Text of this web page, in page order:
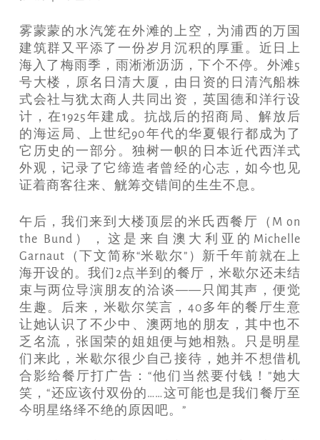
雾蒙蒙的水汽笼在外滩的上空，为浦西的万国
建筑群又平添了一份岁月沉积的厚重。近日上
海入了梅雨季，雨淅淅沥沥，下个不停。外滩5
号大楼，原名日清大厦，由日资的日清汽船株
式会社与犹太商人共同出资，英国德和洋行设
计，在1925年建成。抗战后的招商局、解放后
的海运局、上世纪90年代的华夏银行都成为了
它历史的一部分。独树一帜的日本近代西洋式
外观，记录了它缔造者曾经的心志，如今也见
证着商客往来、觥筹交错间的生生不息。
午后，我们来到大楼顶层的米氏西餐厅（M on
the Bund），这是来自澳大利亚的Michelle
Garnaut（下文简称“米歇尔”）新千年前就在上
海开设的。我们2点半到的餐厅，米歇尔还未结
束与两位导演朋友的洽谈——只闻其声，便觉
生趣。后来，米歇尔笑言，40多年的餐厅生意
让她认识了不少中、澳两地的朋友，其中也不
乏名流，张国荣的姐姐便与她相熟。只是明星
们来此，米歇尔很少自己接待，她并不想借机
合影给餐厅打广告：“他们当然要付钱！”她大
笑，“还应该付双份的……这可能也是我们餐厅至
今明星络绎不绝的原因吧。”